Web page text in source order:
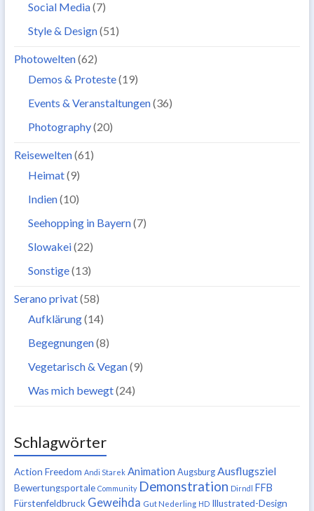
Social Media(7)
Style & Design(51)
Photowelten(62)
Demos & Proteste(19)
Events & Veranstaltungen(36)
Photography(20)
Reisewelten(61)
Heimat(9)
Indien(10)
Seehopping in Bayern(7)
Slowakei(22)
Sonstige(13)
Serano privat(58)
Aufklärung(14)
Begegnungen(8)
Vegetarisch & Vegan(9)
Was mich bewegt(24)
Schlagwörter
Action Freedom Andi Starek Animation Augsburg Ausflugsziel
Bewertungsportale Community Demonstration Dirndl FFB
Fürstenfeldbruck Geweihda Gut Nederling HD Illustrated-Design